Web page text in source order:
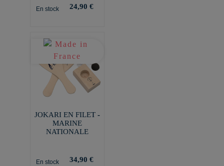
En stock 24,90 €
JOKARI EN FILET -
MARINE
NATIONALE
En stock 34,90 €